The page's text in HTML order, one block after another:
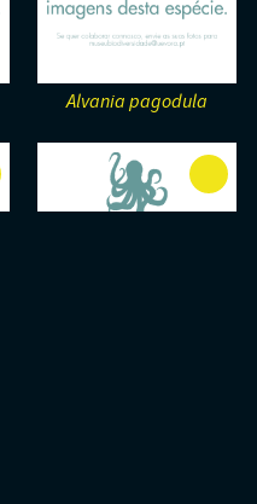
Alvania pagodula